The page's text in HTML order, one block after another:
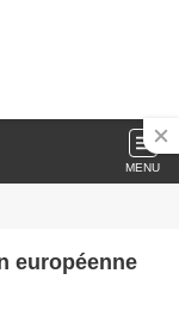
MENU
européenne